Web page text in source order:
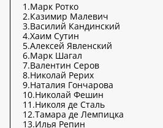
1.Марк Ротко
2.Казимир Малевич
3.Василий Кандинский
4.Хаим Сутин
5.Алексей Явленский
6.Марк Шагал
7.Валентин Серов
8.Николай Рерих
9.Наталия Гончарова
10.Николай Фешин
11.Николя де Сталь
12.Тамара де Лемпицка
13.Илья Репин